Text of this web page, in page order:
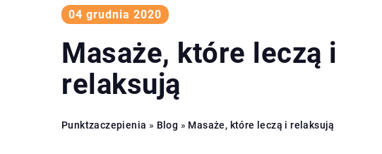
04 grudnia 2020
Masaże, które leczą i
relaksują
Punktzaczepienia » Blog » Masaże, które leczą i relaksują